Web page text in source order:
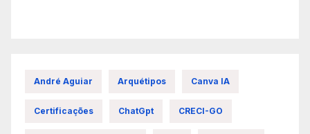
André Aguiar Arquétipos Canva IA
Certificações ChatGpt CRECI-GO